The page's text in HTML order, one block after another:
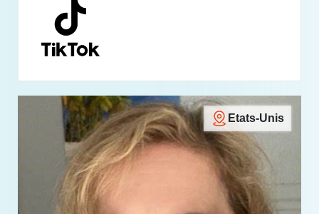
Etats-Unis